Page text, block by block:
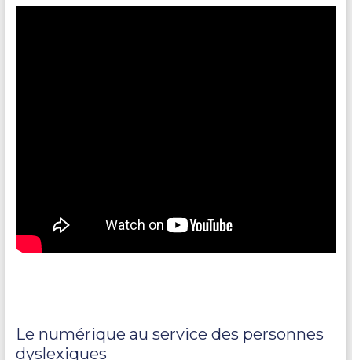
Le numérique au service des personnes
dyslexiques